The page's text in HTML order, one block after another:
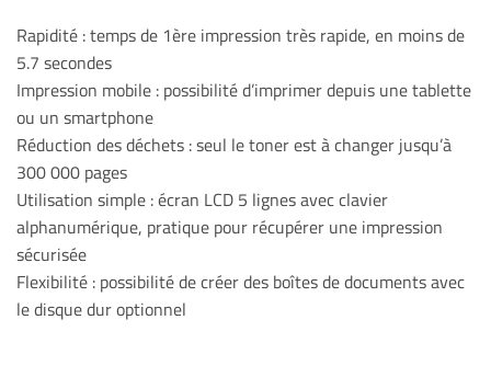
Rapidité : temps de 1ère impression très rapide, en moins de
5.7 secondes
Impression mobile : possibilité d’imprimer depuis une tablette
ou un smartphone
Réduction des déchets : seul le toner est à changer jusqu’à
300 000 pages
Utilisation simple : écran LCD 5 lignes avec clavier
alphanumérique, pratique pour récupérer une impression
sécurisée
Flexibilité : possibilité de créer des boîtes de documents avec
le disque dur optionnel